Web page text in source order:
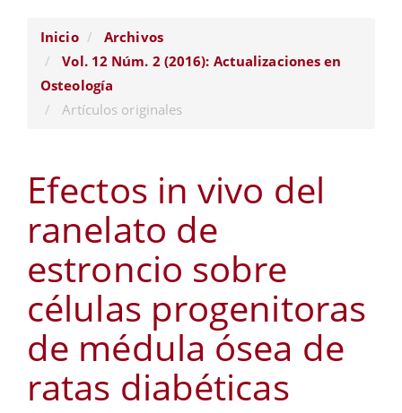
Inicio
Archivos
Vol. 12 Núm. 2 (2016): Actualizaciones en
Osteología
Artículos originales
Efectos in vivo del
ranelato de
estroncio sobre
células progenitoras
de médula ósea de
ratas diabéticas